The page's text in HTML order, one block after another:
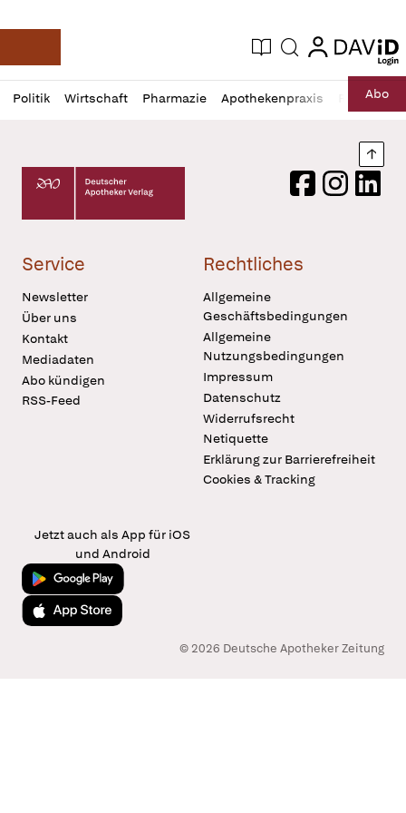
Deutsche Apotheker Zeitung
Aktuelle Ausgabe
Suche login
login
Politik Wirtschaft Pharmazie Apothekenpraxis RechtAbo
Profil
öffnen
Daz
Pur
Deutscher Apotheker Verlag Logo
FacebookInstagram
Service
Newsletter
Über uns
Kontakt
Mediadaten
Abo kündigen
RSS-Feed
Rechtliches
Allgemeine
Geschäftsbedingungen
Allgemeine
Nutzungsbedingungen
Impressum
Datenschutz
Widerrufsrecht
Netiquette
Erklärung zur Barrierefreiheit
Cookies & Tracking
Jetzt auch als App für iOS
und Android
Jetzt bei Google Play
Laden im App Store
© 2026 Deutsche Apotheker Zeitung